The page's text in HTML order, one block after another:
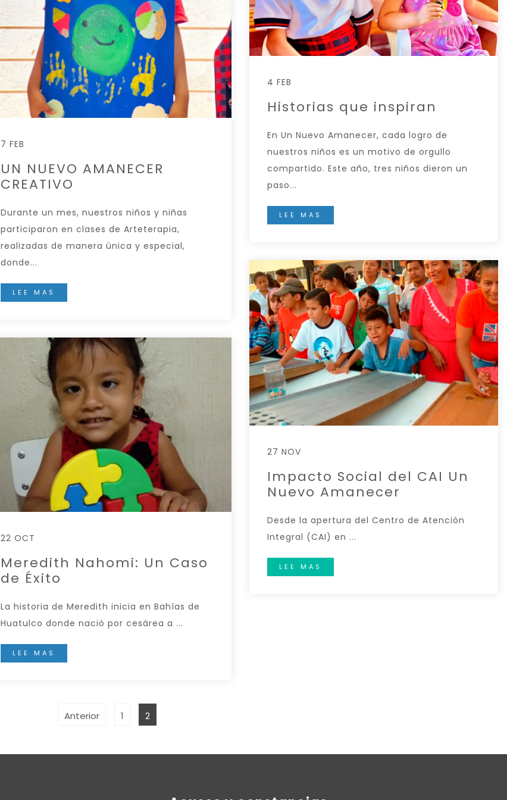
7 FEB
UN NUEVO AMANECER
CREATIVO
Durante un mes, nuestros niños y niñas
participaron en clases de Arteterapia,
realizadas de manera única y especial,
donde...
LEE MAS
4 FEB
Historias que inspiran
En Un Nuevo Amanecer, cada logro de
nuestros niños es un motivo de orgullo
compartido. Este año, tres niños dieron un
paso...
LEE MAS
27 NOV
Impacto Social del CAI Un
Nuevo Amanecer
Desde la apertura del Centro de Atención
Integral (CAI) en ...
LEE MAS
22 OCT
Meredith Nahomi: Un Caso
de Éxito
La historia de Meredith inicia en Bahías de
Huatulco donde nació por cesárea a ...
LEE MAS
Anterior 1 2